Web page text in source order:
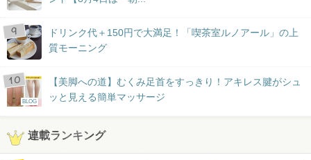
ドリンク代＋150円で大満足！「喫茶室ルノアール」の上
質モーニング
BLOG
【美脚への道】むくみ足首をすっきり！アキレス腱がシュ
ッと見える簡単マッサージ
連載ランキング